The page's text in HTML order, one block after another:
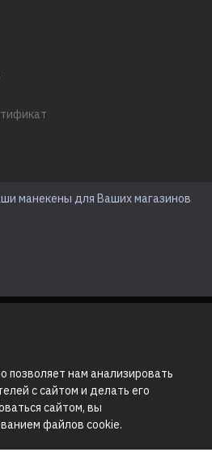
манекены для Ваших магазинов
позволяет нам анализировать
с сайтом и делать его
сайтом, вы
файлов cookie.